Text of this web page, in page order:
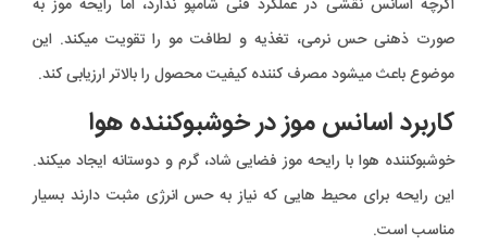
اگرچه اسانس نقشی در عملکرد فنی شامپو ندارد، اما رایحه موز به
صورت ذهنی حس نرمی، تغذیه و لطافت مو را تقویت میکند. این
موضوع باعث میشود مصرف کننده کیفیت محصول را بالاتر ارزیابی کند.
کاربرد اسانس موز در خوشبوکننده هوا
خوشبوکننده هوا با رایحه موز فضایی شاد، گرم و دوستانه ایجاد میکند.
این رایحه برای محیط هایی که نیاز به حس انرژی مثبت دارند بسیار
مناسب است.